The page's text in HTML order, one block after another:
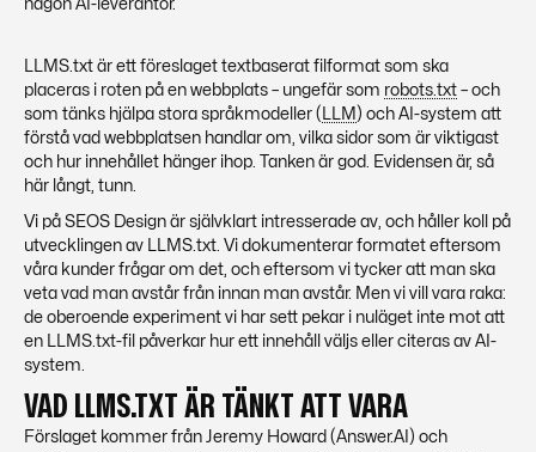
någon AI-leverantör.
LLMS.txt är ett föreslaget textbaserat filformat som ska
placeras i roten på en webbplats – ungefär som robots.txt – och
som tänks hjälpa stora språkmodeller (
LLM ) och AI-system att
förstå vad webbplatsen handlar om, vilka sidor som är viktigast
och hur innehållet hänger ihop. Tanken är god. Evidensen är, så
här långt, tunn.
Vi på SEOS Design är självklart intresserade av, och håller koll på
utvecklingen av LLMS.txt. Vi dokumenterar formatet eftersom
våra kunder frågar om det, och eftersom vi tycker att man ska
veta vad man avstår från innan man avstår. Men vi vill vara raka:
de oberoende experiment vi har sett pekar i nuläget inte mot att
en LLMS.txt-fil påverkar hur ett innehåll väljs eller citeras av AI-
system.
VAD LLMS.TXT ÄR TÄNKT ATT VARA
Förslaget kommer från Jeremy Howard (Answer.AI) och